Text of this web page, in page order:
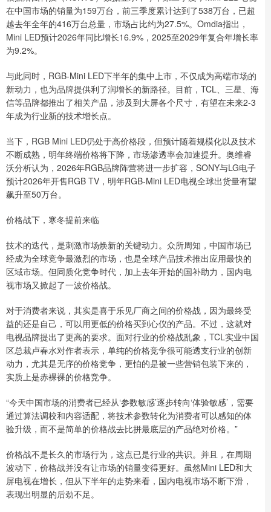
在中国市场的销量为159万台，前三季度累计达到了538万台，已超
越去年全年的416万台总量，市场占比约为27.5%。Omdia指出，
Mini LED预计2026年同比增长16.9%，2025至2029年复合年增长率
为9.2%。
与此同时，RGB-Mini LED下半年的集中上市，不仅成为高端市场的
新动力，也为品牌提供利了润增长的新路径。目前，TCL、三星、海
信等品牌都推出了相关产品，涉及到大屏各个尺寸，有望在未来2-3
年成为行业新的技术增长点。
当下，RGB Mini LED仍处于高价格段，但预计随着规模化以及技术
不断成熟，明年终端价格将下降，市场渗透率会加速提升。奥维睿
沃分析认为，2026年RGB品牌阵营将进一步扩容，SONY与LG电子
预计2026年开售RGB TV，明年RGB-Mini LED电视全球出货量有望
飙升至50万台。
价格战下，寒冬提前来临
技术的迭代，是刺激市场焕新的关键动力。众所周知，中国市场已
经成为全球竞争最激烈的市场，也是全球产品技术推出应用最快的
区域市场。但同质化竞争时代，加上去年开始的国补助力，国内电
视市场又掀起了一波价格战。
对于消费者来说，其实是喜于乐见厂商之间的价格战，因为最终受
益的还是自己，可以用更低的价格买到心仪的产品。不过，这就对
电视品牌提出了更高的要求。面对行业的价格战乱象，TCL实业中国
区总裁卢春水对作者表示，单纯的价格竞争很可能透支行业的创新
动力，尤其是无序的价格竞争，更怕的是被一些营销包装下来的，
实质上是赤裸裸的价格竞争。
“今天中国市场的消费者已经从‘参数敏感’逐步转向‘体验敏感’，需要
通过算法调校和内容适配，将技术参数转化为消费者可以感知的体
验升级，而不是简单的价格战去比拼最底层的产品绝对价格。”
价格战不是长久的市场行为，这点已是行业的共识。并且，在周期
波动下，价格战并没有让市场的销量变得更好。虽然Mini LED和大
屏电视在增长，但从下半年的走势来看，国内电视市场不断下滑，
表现出明显的后劲不足。